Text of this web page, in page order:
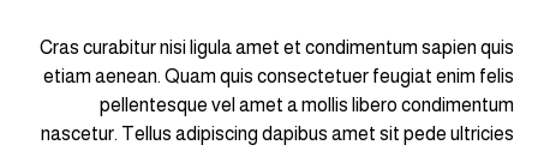
Cras curabitur nisi ligula amet et condimentum sapien quis
etiam aenean. Quam quis consectetuer feugiat enim felis
pellentesque vel amet a mollis libero condimentum
nascetur. Tellus adipiscing dapibus amet sit pede ultricies